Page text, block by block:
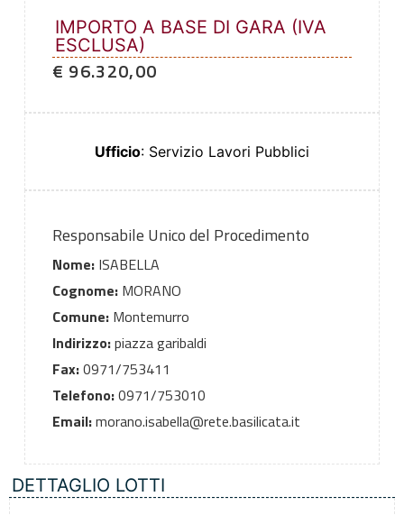
IMPORTO A BASE DI GARA (IVA
ESCLUSA)
€ 96.320,00
Ufficio: Servizio Lavori Pubblici
Responsabile Unico del Procedimento
Nome:ISABELLA
Cognome:MORANO
Comune:Montemurro
Indirizzo:piazza garibaldi
Fax:0971/753411
Telefono:0971/753010
Email:morano.isabella@rete.basilicata.it
DETTAGLIO LOTTI